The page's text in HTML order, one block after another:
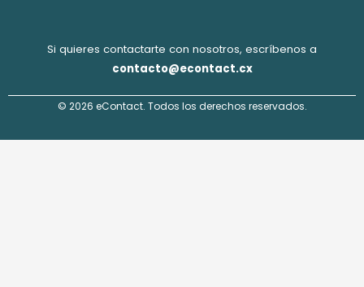
Si quieres contactarte con nosotros, escríbenos a
contacto@econtact.cx
© 2026 eContact. Todos los derechos reservados.